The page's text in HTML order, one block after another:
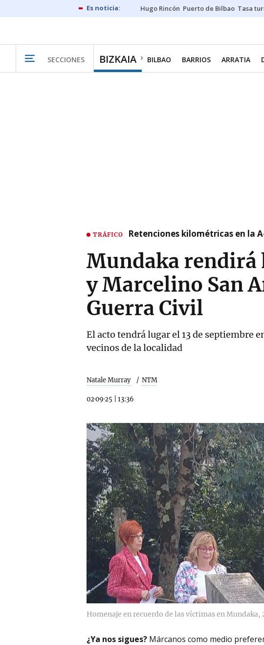
Hugo Rincón Puerto de Bilbao Tasa
SECCIONES BIZKAIA BILBAO BARRIOS ARRATIA
TRÁFICO Retenciones kilométricas en la
Mundaka rendirá
y Marcelino San
Guerra Civil
El acto tendrá lugar el 13 de septiembre
vecinos de la localidad
Natale Murray NTM
02·09·25 13:36
Homenaje en recuerdo de las víctimas en Mundaka,
¿Ya nos sigues? Márcanos como medio